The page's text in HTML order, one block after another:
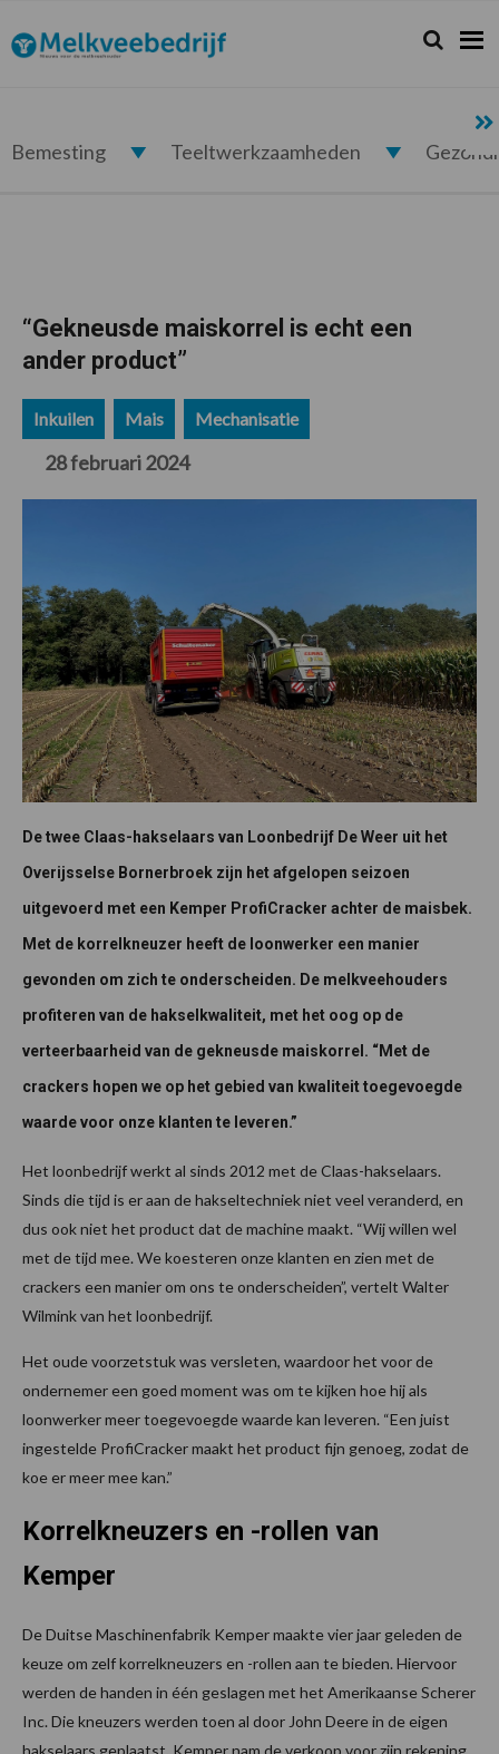
de
hoofdnavigatie
de
hoofd
de
eerste
de
voettekst
Melkveebedrijf.nl Zoeken...
Zoek
Bemesting Teeltwerkzaamheden
“Gekneusde maiskorrel is echt een
ander product”
Inkuilen Mais Mechanisatie
28 februari 2024
De twee Claas-hakselaars van Loonbedrijf De Weer uit het
Overijsselse Bornerbroek zijn het afgelopen seizoen
uitgevoerd met een Kemper ProfiCracker achter de maisbek.
Met de korrelkneuzer heeft de loonwerker een manier
gevonden om zich te onderscheiden. De melkveehouders
profiteren van de hakselkwaliteit, met het oog op de
verteerbaarheid van de gekneusde maiskorrel. “Met de
crackers hopen we op het gebied van kwaliteit toegevoegde
waarde voor onze klanten te leveren.”
Het loonbedrijf werkt al sinds 2012 met de Claas-hakselaars.
Sinds die tijd is er aan de hakseltechniek niet veel veranderd, en
dus ook niet het product dat de machine maakt. “Wij willen wel
met de tijd mee. We koesteren onze klanten en zien met de
crackers een manier om ons te onderscheiden”, vertelt Walter
Wilmink van het loonbedrijf.
Het oude voorzetstuk was versleten, waardoor het voor de
ondernemer een goed moment was om te kijken hoe hij als
loonwerker meer toegevoegde waarde kan leveren. “Een juist
ingestelde ProfiCracker maakt het product fijn genoeg, zodat de
koe er meer mee kan.”
Korrelkneuzers en -rollen van
Kemper
De Duitse Maschinenfabrik Kemper maakte vier jaar geleden de
keuze om zelf korrelkneuzers en -rollen aan te bieden. Hiervoor
werden de handen in één geslagen met het Amerikaanse Scherer
Inc. Die kneuzers werden toen al door John Deere in de eigen